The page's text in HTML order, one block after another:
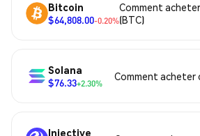
Bitcoin
$64,808.00-0.20%
Comment
(BTC)
Solana
$76.33+2.30%
Comment acheter
Injective